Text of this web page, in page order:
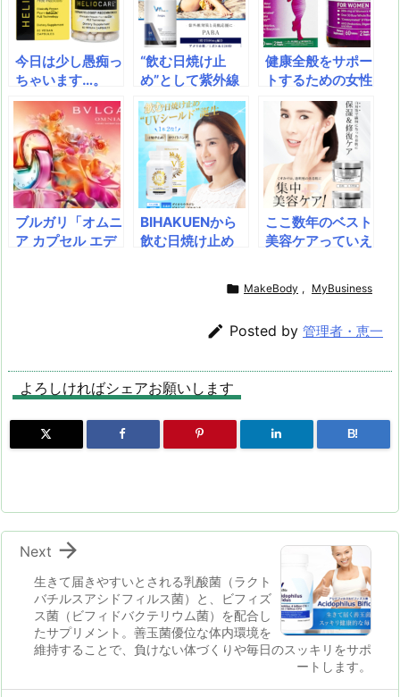
n
io
今日は少し愚痴っ
ちゃいます…。
海！スポーツ！屋
外イベント！【飲
む日焼け止め】な
ら水や汗にも流れ
ない♪
“飲む日焼け止
め”として紫外線
対策に活用したい
サプリメント。有
用成分のPABAは
日本語ではパラア
ミノ安息香酸と呼
ばれ、紫外線吸収
とメラニン抑制と
いうアプローチで
肌を支える作用が
い髪色の回復や葉
健康全般をサポー
トするための女性
用のマルチビタミ
ン・サプリメン
ト。ビタミン群を
はじめ、30種類
以上の自然食品由
来エキス、鉄分、
クランベリーなど
様々な栄養素を配
合。心と体の調子
に
ブルガリ「オムニ
ア カプセル エデ
BIHAKUENから
飲む日焼け止め
を行く飲む日焼け
と美白を同時に実
ここ数年のベスト
美容ケアっていえ
力！今ならコラー
くる！
 MakeBody , MyBusiness
 Posted by 管理者・恵一
よろしければシェアお願いします
B!
生きて届きやすいとされる乳酸菌（ラクト
バチルスアシドフィルス菌）と、ビフィズ
ス菌（ビフィドバクテリウム菌）を配合し
たサプリメント。善玉菌優位な体内環境を
維持することで、負けない体づくりや毎日のスッキリをサポ
ートします。

Next